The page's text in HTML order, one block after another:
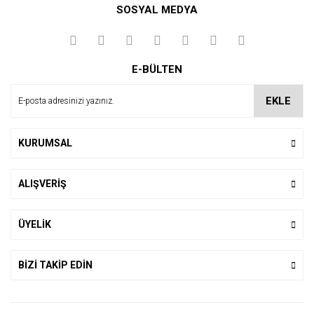
SOSYAL MEDYA
E-BÜLTEN
EKLE
KURUMSAL
ALIŞVERİŞ
ÜYELİK
BİZİ TAKİP EDİN